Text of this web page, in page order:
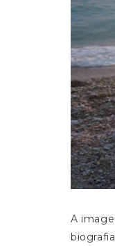
A